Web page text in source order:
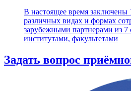
В настоящее время заключены
различных видах и формах
зарубежными партнерами из
институтами, факультетами
Задать вопрос